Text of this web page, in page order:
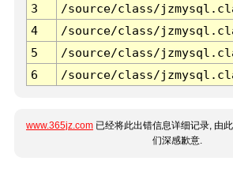
3 /source/class/
4
/source/class/
5
/source/class/
6
/source/class/
www.365jz.com 已经将此出错信息详细记录, 由
们深感歉意.